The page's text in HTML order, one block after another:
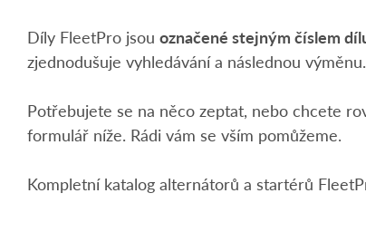
Díly FleetPro jsou označené stejným číslem
zjednodušuje vyhledávání a následnou výměnu.
Potřebujete se na něco zeptat, nebo chcete
formulář níže. Rádi vám se vším pomůžeme.
Kompletní katalog alternátorů a startérů